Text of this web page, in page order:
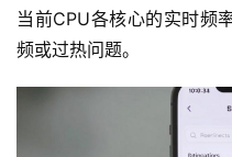
当前CPU各核心的实时频
频或过热问题。